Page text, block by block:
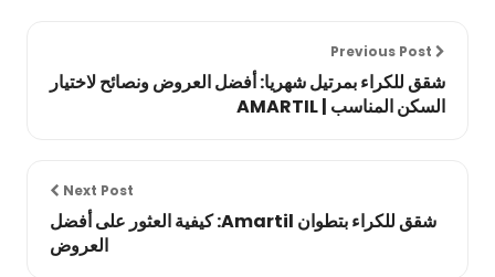
شقق للكراء بمرتيل شهريا: أفضل العروض ونصائح لاختيار
السكن المناسب | AMARTIL
Next Post
شقق للكراء بتطوان Amartil: كيفية العثور على أفضل
العروض